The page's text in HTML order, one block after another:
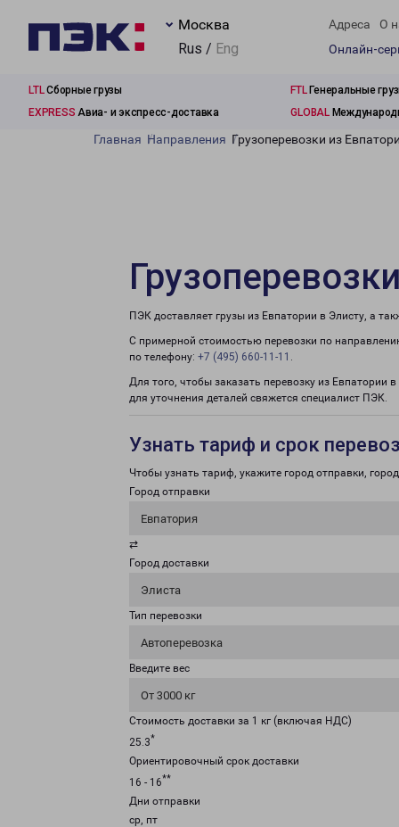
Москва
Rus / Eng
Адреса О
Онлайн-
LTLСборные грузы FTLГенеральные
EXPRESS Авиа- и экспресс-доставка GLOBAL
Главная Направления Грузоперевозки из
ПЭК доставляет грузы из Евпатории в Элисту, а
С примерной стоимостью перевозки по
по телефону: +7 (495) 660-11-11 .
Для того, чтобы заказать перевозку из Евпатории
для уточнения деталей свяжется специалист ПЭК.
Узнать тариф и срок
Чтобы узнать тариф, укажите город отправки,
Город отправки
Евпатория
⇄
Город доставки
Элиста
Тип перевозки
Автоперевозка
Введите вес
От 3000 кг
Стоимость доставки за 1 кг (включая НДС)
25.3*
Ориентировочный срок доставки
16 - 16**
Дни отправки
ср, пт